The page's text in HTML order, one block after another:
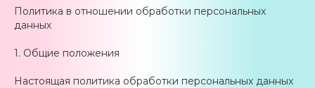
Политика в отношении обработки персональных
данных
1. Общие положения
Настоящая политика обработки персональных данных